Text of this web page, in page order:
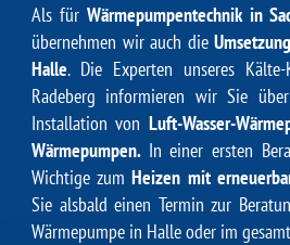
Als für Wärmepumpentechnik in
übernehmen wir auch die
Halle. Die Experten unseres
Radeberg informieren wir Sie
Installation von Luft-Wasser-
Wärmepumpen. In einer ersten
Wichtige zumHeizen mit
Sie alsbald einen Termin zur
Wärmepumpe in Halle oder im